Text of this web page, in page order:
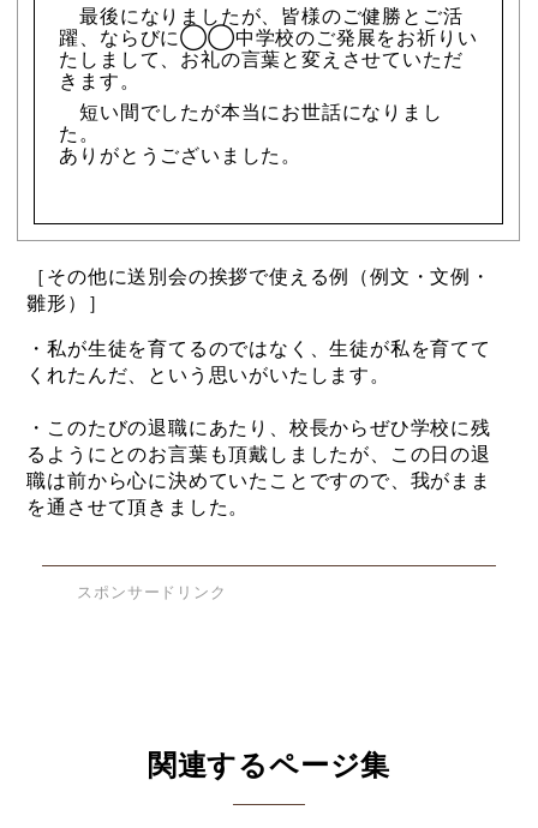
最後になりましたが、皆様のご健勝とご活
躍、ならびに◯◯中学校のご発展をお祈りい
たしまして、お礼の言葉と変えさせていただ
きます。
短い間でしたが本当にお世話になりまし
た。
ありがとうございました。
［その他に送別会の挨拶で使える例（例文・文例・
雛形）］
・私が生徒を育てるのではなく、生徒が私を育てて
くれたんだ、という思いがいたします。
・このたびの退職にあたり、校長からぜひ学校に残
るようにとのお言葉も頂戴しましたが、この日の退
職は前から心に決めていたことですので、我がまま
を通させて頂きました。
スポンサードリンク
関連するページ集